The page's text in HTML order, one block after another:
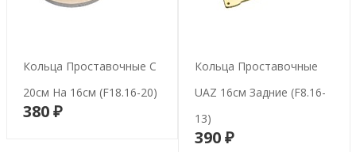
Кольца Проставочные С
20см На 16см (F18.16-20)
380 ₽В корзину
Кольца Проставочные
UAZ 16см Задние (F8.16-
13)
390 ₽В корзину